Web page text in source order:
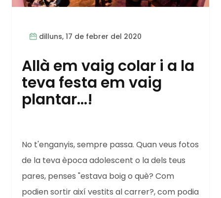
dilluns, 17 de febrer del 2020
Allà em vaig colar i a la
teva festa em vaig
plantar...!
No t'enganyis, sempre passa. Quan veus fotos
de la teva època adolescent o la dels teus
pares, penses "estava boig o què? Com
podien sortir així vestits al carrer?, com podia